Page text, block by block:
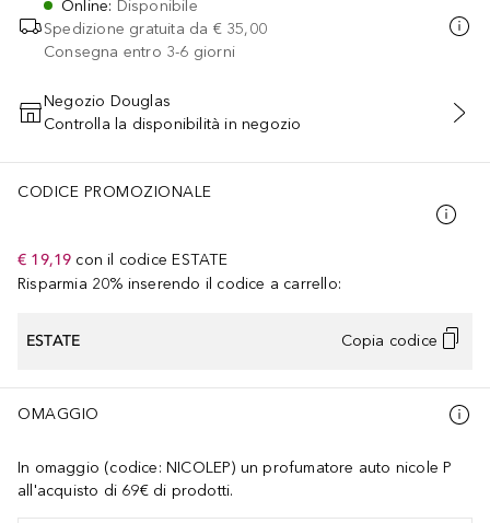
Online: Disponibile
Spedizione gratuita da € 35,00
Consegna entro 3-6 giorni
AGGIUNGI AL CARRELLO
Negozio Douglas
Controlla la disponibilità in negozio
CODICE PROMOZIONALE
€ 19,19 con il codice ESTATE
Risparmia 20% inserendo il codice a carrello:
ESTATE Copia codice
OMAGGIO
In omaggio (codice: NICOLEP) un profumatore auto nicole P
all'acquisto di 69€ di prodotti.